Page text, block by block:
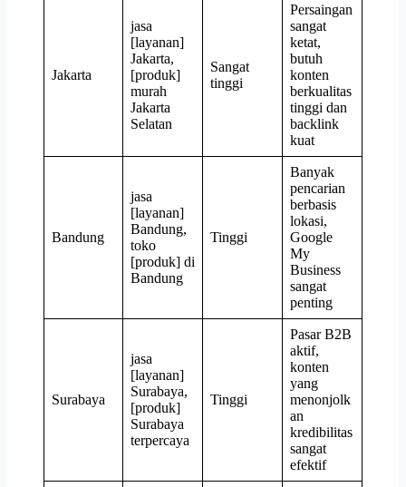
Jakarta
jasa
[layanan]
Jakarta,
[produk]
murah
Jakarta
Selatan
Sangat
tinggi
Persaingan
sangat
ketat,
butuh
konten
berkualitas
tinggi dan
backlink
kuat
Bandung
jasa
[layanan]
Bandung,
toko
[produk] di
Bandung
Tinggi
Banyak
pencarian
berbasis
lokasi,
Google
My
Business
sangat
penting
Surabaya
jasa
[layanan]
Surabaya,
[produk]
Surabaya
terpercaya
Tinggi
Pasar B2B
aktif,
konten
yang
menonjolk
an
kredibilitas
sangat
efektif